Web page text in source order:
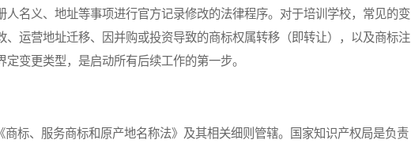
人名义、地址等事项进行官方记录修改的法律程序。对于培训学校，常见的变
、运营地址迁移、因并购或投资导致的商标权属转移（即转让），以及商标注
变更类型，是启动所有后续工作的第一步。
标、服务商标和原产地名称法》及其相关细则管辖。国家知识产权局是负责